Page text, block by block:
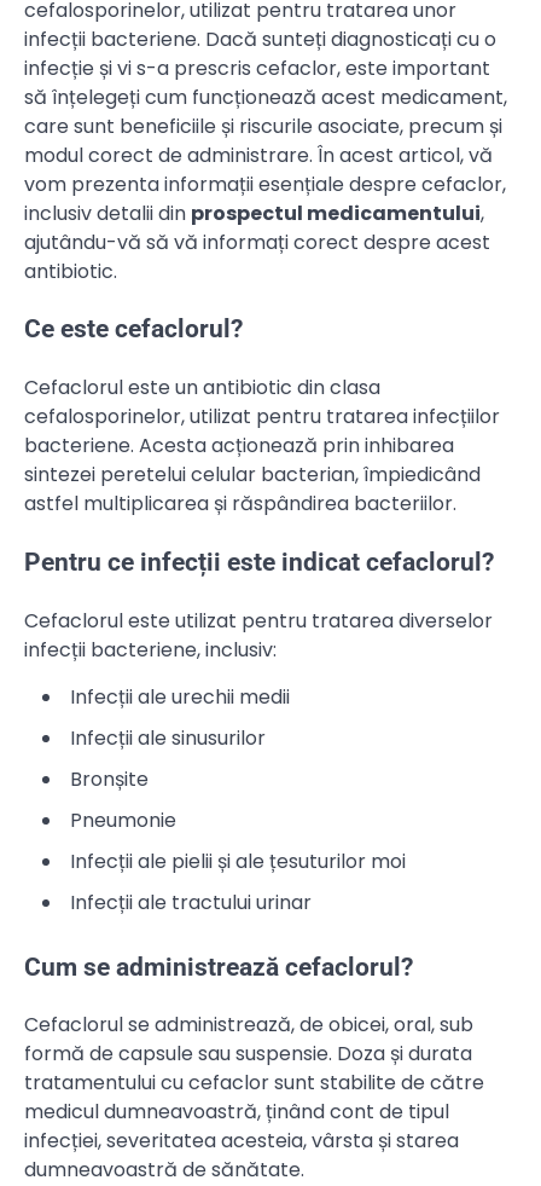
cefalosporinelor, utilizat pentru tratarea unor
infecții bacteriene. Dacă sunteți diagnosticați cu o
infecție și vi s-a prescris cefaclor, este important
să înțelegeți cum funcționează acest medicament,
care sunt beneficiile și riscurile asociate, precum și
modul corect de administrare. În acest articol, vă
vom prezenta informații esențiale despre cefaclor,
inclusiv detalii din prospectul medicamentului,
ajutându-vă să vă informați corect despre acest
antibiotic.
Ce este cefaclorul?
Cefaclorul este un antibiotic din clasa
cefalosporinelor, utilizat pentru tratarea infecțiilor
bacteriene. Acesta acționează prin inhibarea
sintezei peretelui celular bacterian, împiedicând
astfel multiplicarea și răspândirea bacteriilor.
Pentru ce infecții este indicat cefaclorul?
Cefaclorul este utilizat pentru tratarea diverselor
infecții bacteriene, inclusiv:
Infecții ale urechii medii
Infecții ale sinusurilor
Bronșite
Pneumonie
Infecții ale pielii și ale țesuturilor moi
Infecții ale tractului urinar
Cum se administrează cefaclorul?
Cefaclorul se administrează, de obicei, oral, sub
formă de capsule sau suspensie. Doza și durata
tratamentului cu cefaclor sunt stabilite de către
medicul dumneavoastră, ținând cont de tipul
infecției, severitatea acesteia, vârsta și starea
dumneavoastră de sănătate.